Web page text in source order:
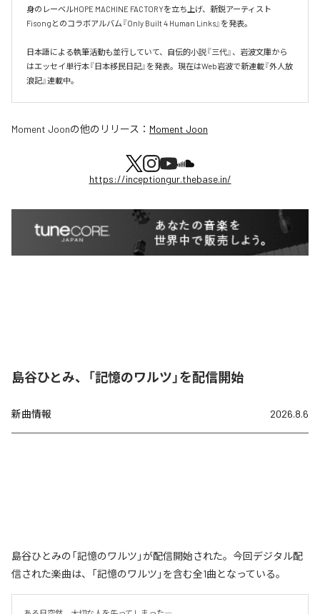
身のレーベルHOPE MACHINE FACTORYを立ち上げ、新鋭アーティスト
Fisongとのコラボアルバム『Only Built 4 Human Links』を発表。
日本語による執筆活動も並行していて、自伝的小説『三代』、岩波文庫から
はエッセイ単行本『日本移民日記』を発表。現在はWeb岩波で新連載『外人放
浪記』連載中。
Moment Joonの他のリリース： Moment Joon
https://inceptiongur.thebase.in/
島谷ひとみ、「記憶のワルツ」を配信開始
新曲情報 2026.8.6
島谷ひとみの「記憶のワルツ」が配信開始された。今回デジタル配
信された楽曲は、「記憶のワルツ」を含む全1曲となっている。